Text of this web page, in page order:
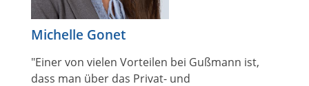
Michelle Gonet
"Einer von vielen Vorteilen bei Gußmann ist,
dass man über das Privat- und